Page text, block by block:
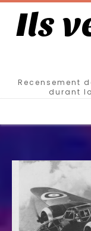
Ils
Recensement
durant